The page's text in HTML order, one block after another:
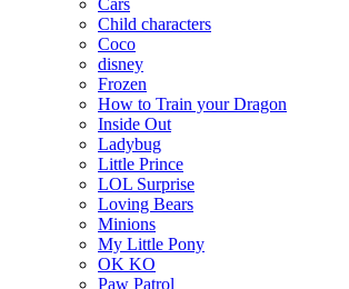
Cars
Child characters
Coco
disney
Frozen
How to Train your Dragon
Inside Out
Ladybug
Little Prince
LOL Surprise
Loving Bears
Minions
My Little Pony
OK KO
Paw Patrol